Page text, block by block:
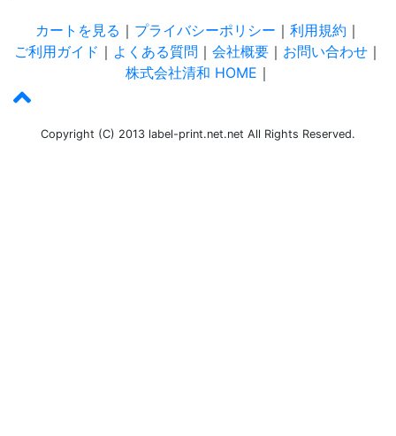
カートを見る ｜ プライバシーポリシー ｜ 利用規約 ｜
ご利用ガイド ｜ よくある質問 ｜ 会社概要 ｜ お問い合わせ ｜
株式会社清和 HOME ｜
Copyright (C) 2013 label-print.net.net All Rights Reserved.